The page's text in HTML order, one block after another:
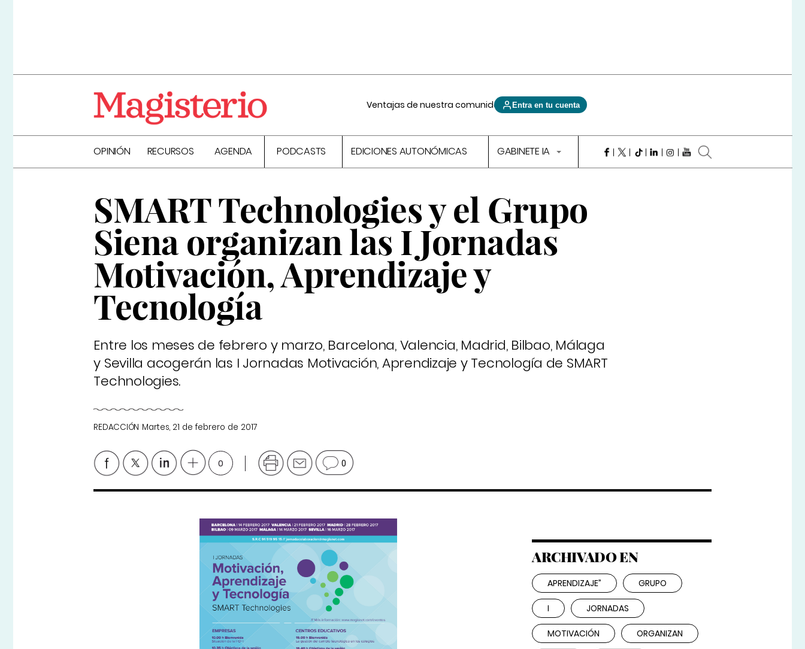
Ventajas de nuestra comunidad Entra en tu cuenta
OPINIÓN RECURSOS AGENDA PODCASTS EDICIONES AUTONÓMICAS GABINETE IA
SMART Technologies y el Grupo
Siena organizan las I Jornadas
Motivación, Aprendizaje y
Tecnología
Entre los meses de febrero y marzo, Barcelona, Valencia, Madrid, Bilbao, Málaga
y Sevilla acogerán las I Jornadas Motivación, Aprendizaje y Tecnología de SMART
Technologies.
REDACCIÓN Martes, 21 de febrero de 2017
0 0
ARCHIVADO EN
APRENDIZAJE” GRUPO
I JORNADAS
MOTIVACIÓN ORGANIZAN